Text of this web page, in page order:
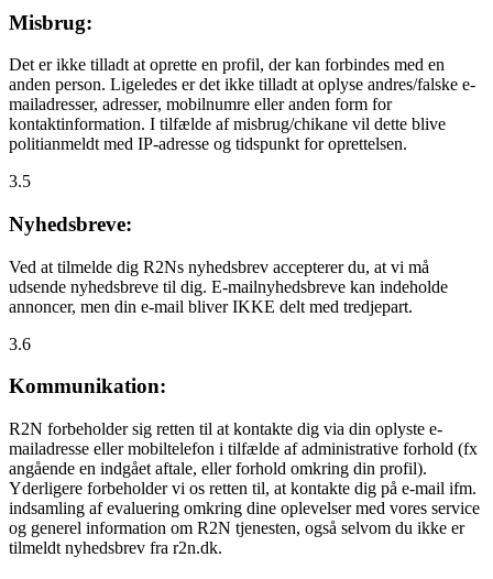
Misbrug:
Det er ikke tilladt at oprette en profil, der kan forbindes med en
anden person. Ligeledes er det ikke tilladt at oplyse andres/falske e-
mailadresser, adresser, mobilnumre eller anden form for
kontaktinformation. I tilfælde af misbrug/chikane vil dette blive
politianmeldt med IP-adresse og tidspunkt for oprettelsen.
3.5
Nyhedsbreve:
Ved at tilmelde dig R2Ns nyhedsbrev accepterer du, at vi må
udsende nyhedsbreve til dig. E-mailnyhedsbreve kan indeholde
annoncer, men din e-mail bliver IKKE delt med tredjepart.
3.6
Kommunikation:
R2N forbeholder sig retten til at kontakte dig via din oplyste e-
mailadresse eller mobiltelefon i tilfælde af administrative forhold (fx
angående en indgået aftale, eller forhold omkring din profil).
Yderligere forbeholder vi os retten til, at kontakte dig på e-mail ifm.
indsamling af evaluering omkring dine oplevelser med vores service
og generel information om R2N tjenesten, også selvom du ikke er
tilmeldt nyhedsbrev fra r2n.dk.